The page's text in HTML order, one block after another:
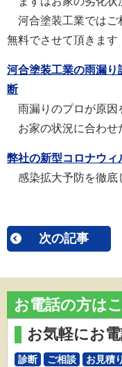
河合塗装工業ではご
無料でさせて頂きます
河合塗装工業の雨漏り
断
雨漏りのプロが原因
お家の状況に合わせ
弊社の新型コロナウィ
感染拡大予防を徹底
次の記事
お電話の方は
お気軽にお
診断 ご相談 お見積り